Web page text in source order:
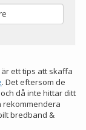
ett tips att skaffa
. Det eftersom de
då inte hittar ditt
rekommendera
bredband &